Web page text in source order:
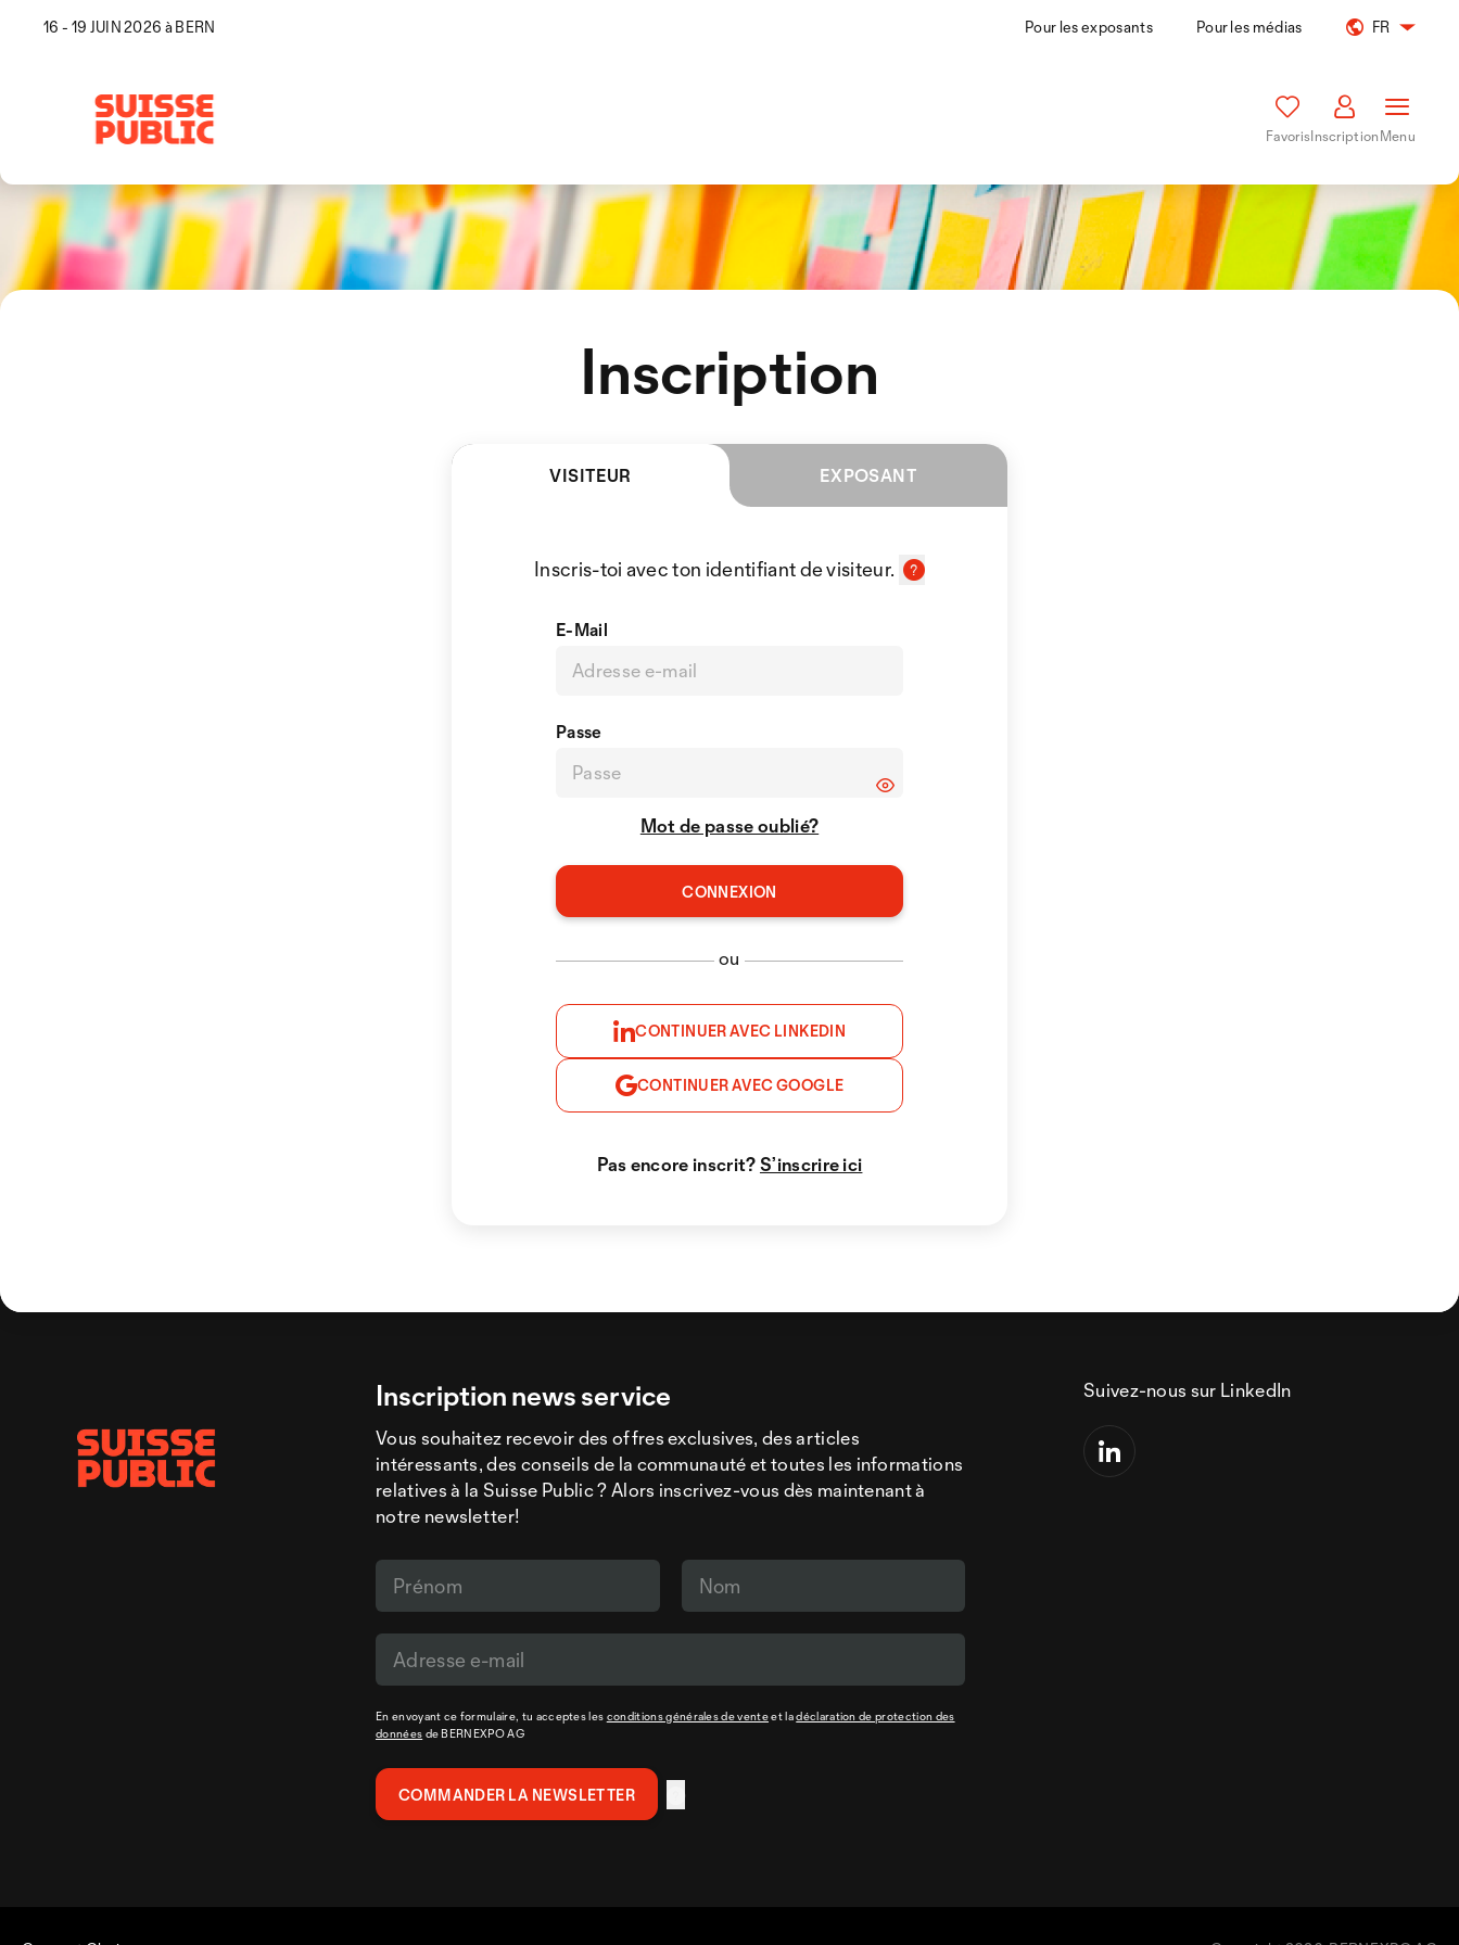
16 - 19 JUIN 2026 à BERN Pour les exposants Pour les médias FR
FavorisInscriptionMenu
Inscription
VISITEUR EXPOSANT
Inscris-toi avec ton identifiant de visiteur.
E-Mail
Passe
Mot de passe oublié?
ou
CONTINUER AVEC LINKEDIN
CONTINUER AVEC GOOGLE
Pas encore inscrit?S’inscrire ici
Inscription news service
Vous souhaitez recevoir des offres exclusives, des articles
intéressants, des conseils de la communauté et toutes les informations
relatives à la Suisse Public ? Alors inscrivez-vous dès maintenant à
notre newsletter!
En envoyant ce formulaire, tu acceptes les conditions générales de venteet ladéclaration de protection des
données de BERNEXPO AG
Suivez-nous sur LinkedIn